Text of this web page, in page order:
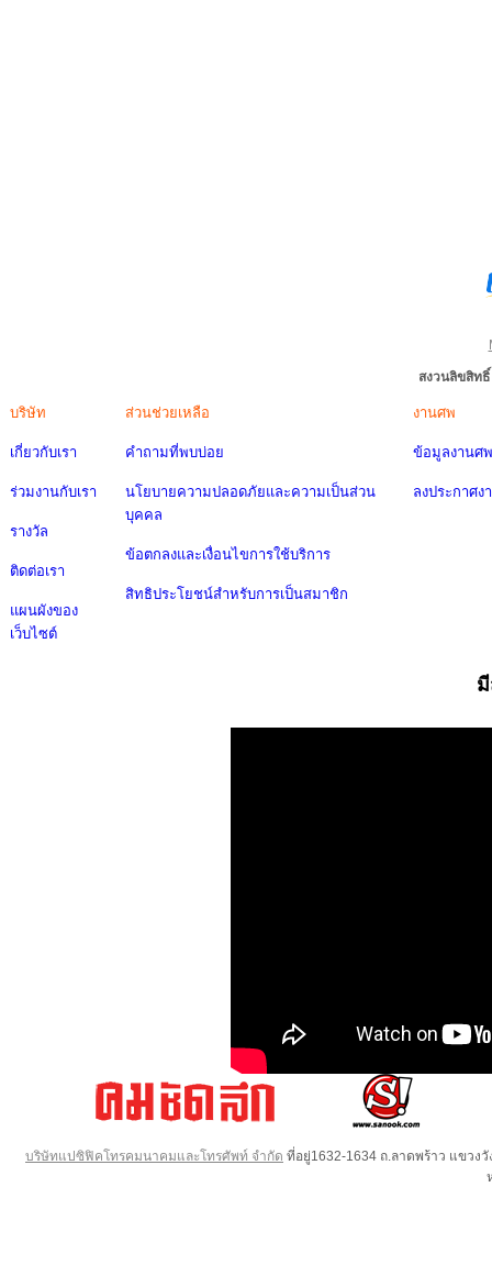
สงวนลิขสิท
บริษัท
เกี่ยวกับเรา
ร่วมงานกับเรา
รางวัล
ติดต่อเรา
แผนผังของ
เว็บไซต์
ส่วนช่วยเหลือ
คำถามที่พบบ่อย
นโยบายความปลอดภัยและความเป็นส่วน
บุคคล
ข้อตกลงและเงื่อนไขการใช้บริการ
สิทธิประโยชน์สำหรับการเป็นสมาชิก
งานศพ
ข้อมูลงานศพ
ลงประกาศง
บริษัทแปซิฟิคโทรคมนาคมและโทรศัพท์ จำกัด ที่อยู่1632-1634 ถ.ลาดพร้าว แขวง